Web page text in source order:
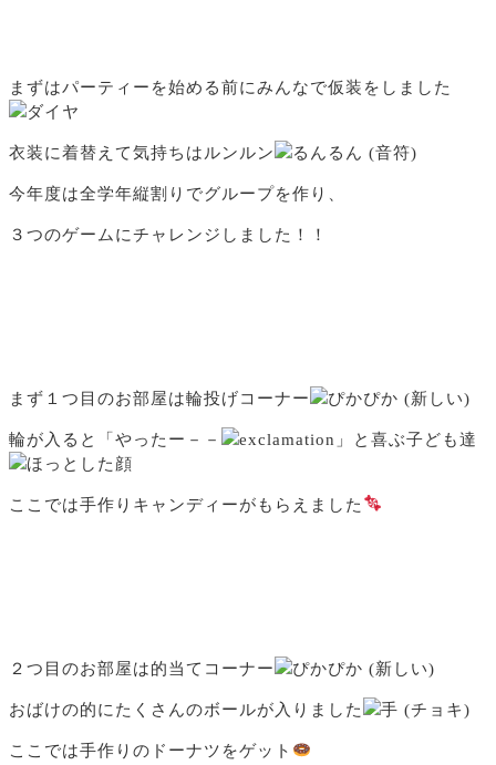
まずはパーティーを始める前にみんなで仮装をしました
衣装に着替えて気持ちはルンルン
今年度は全学年縦割りでグループを作り、
３つのゲームにチャレンジしました！！
まず１つ目のお部屋は輪投げコーナー
輪が入ると「やったー－－ 」と喜ぶ子ども達
ここでは手作りキャンディーがもらえました
２つ目のお部屋は的当てコーナー
おばけの的にたくさんのボールが入りました
ここでは手作りのドーナツをゲット